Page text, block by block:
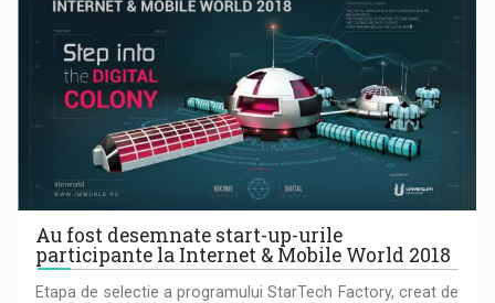
Au fost desemnate start-up-urile
participante la Internet & Mobile World 2018
Etapa de selectie a programului StarTech Factory, creat de